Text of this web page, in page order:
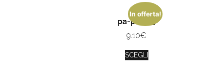
In offerta!
pa-pa/ _3
9.10€
SCEGLI